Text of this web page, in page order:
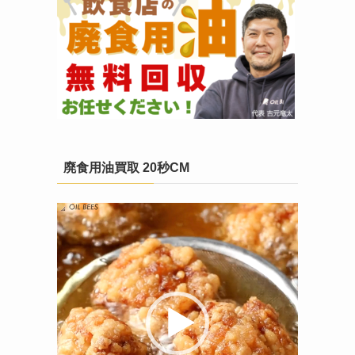
廃食用油買取 20秒CM
動
画
プ
レ
ー
ヤ
ー